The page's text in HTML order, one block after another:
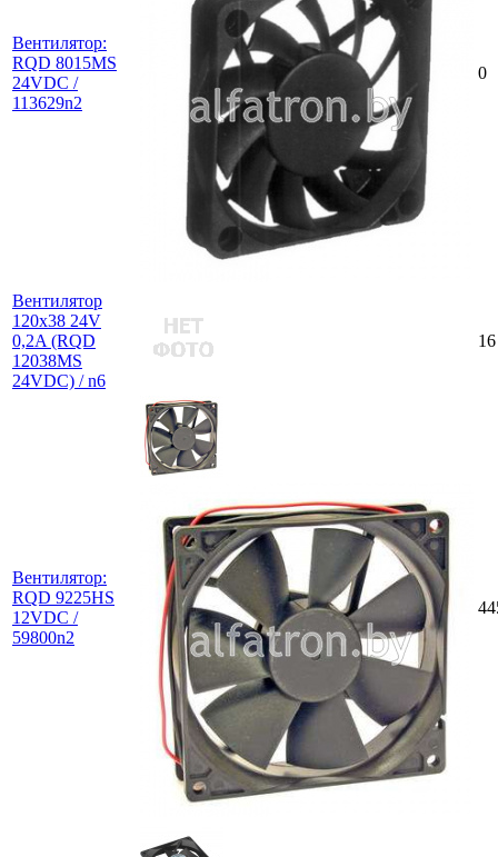
Вентилятор:
RQD 8015MS
24VDC /
113629n2
0
Вентилятор
120х38 24V
0,2A (RQD
12038MS
24VDC) / n6
16
Вентилятор:
RQD 9225HS
12VDC /
59800n2